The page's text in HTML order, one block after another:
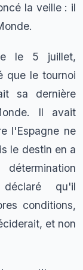
la veille : il
le 5 juillet,
que le tournoi
sa dernière
Il avait
l'Espagne ne
le destin en a
déclaré qu'il
conditions,
et non